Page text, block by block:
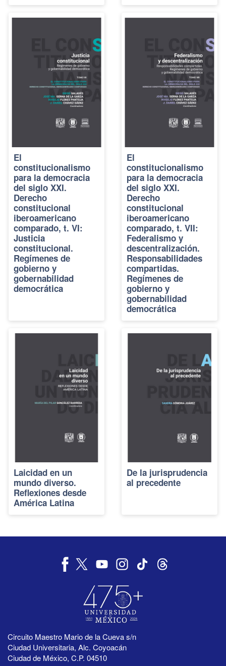
El
constitucionalismo
para la democracia
del siglo XXI.
Derecho
constitucional
iberoamericano
comparado, t. VI:
Justicia
constitucional.
Regímenes de
gobierno y
gobernabilidad
democrática
El
constitucionalismo
para la democracia
del siglo XXI.
Derecho
constitucional
iberoamericano
comparado, t. VII:
Federalismo y
descentralización.
Responsabilidades
compartidas.
Regímenes de
gobierno y
gobernabilidad
democrática
Laicidad en un
mundo diverso.
Reflexiones desde
América Latina
De la jurisprudencia
al precedente
Circuito Maestro Mario de la Cueva s/n
Ciudad Universitaria, Alc. Coyoacán
Ciudad de México, C.P. 04510